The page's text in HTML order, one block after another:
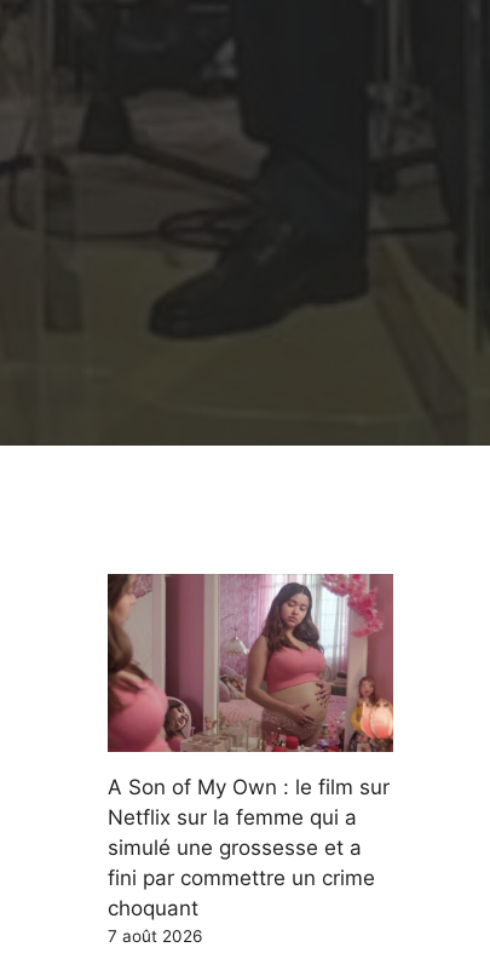
A Son of My Own : le film sur
Netflix sur la femme qui a
simulé une grossesse et a
fini par commettre un crime
choquant
7 août 2026